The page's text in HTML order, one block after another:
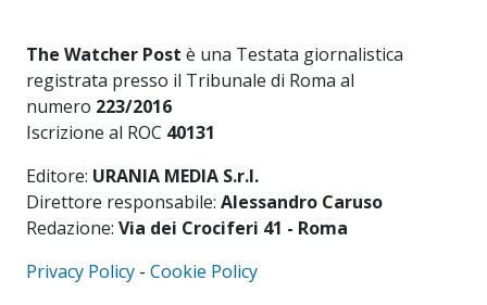
The Watcher Post è una Testata giornalistica
registrata presso il Tribunale di Roma al
numero 223/2016
Iscrizione al ROC 40131
Editore: URANIA MEDIA S.r.l.
Direttore responsabile: Alessandro Caruso
Redazione: Via dei Crociferi 41 - Roma
Privacy Policy - Cookie Policy